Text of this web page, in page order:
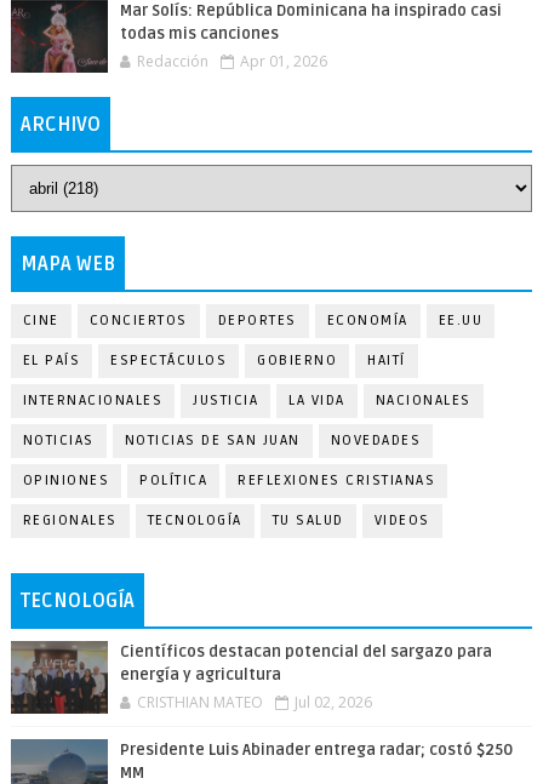
Mar Solís: República Dominicana ha inspirado casi
todas mis canciones
Redacción Apr 01, 2026
ARCHIVO
MAPA WEB
CINE CONCIERTOS DEPORTES ECONOMÍA EE.UU
EL PAÍS ESPECTÁCULOS GOBIERNO HAITÍ
INTERNACIONALES JUSTICIA LA VIDA NACIONALES
NOTICIAS NOTICIAS DE SAN JUAN NOVEDADES
OPINIONES POLÍTICA REFLEXIONES CRISTIANAS
REGIONALES TECNOLOGÍA TU SALUD VIDEOS
TECNOLOGÍA
Científicos destacan potencial del sargazo para
energía y agricultura
CRISTHIAN MATEO Jul 02, 2026
Presidente Luis Abinader entrega radar; costó $250
MM